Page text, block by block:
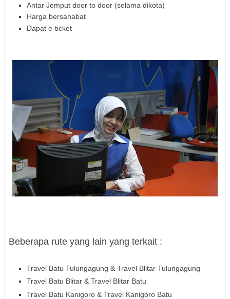
Antar Jemput door to door (selama dikota)
Harga bersahabat
Dapat e-ticket
Beberapa rute yang lain yang terkait :
Travel Batu Tulungagung & Travel Blitar Tulungagung
Travel Batu Blitar & Travel Blitar Batu
Travel Batu Kanigoro & Travel Kanigoro Batu